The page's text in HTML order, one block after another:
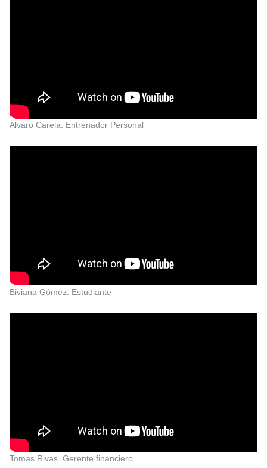
Alvaro Carela. Entrenador Personal
Biviana Gómez. Estudiante
Tomas Rivas. Gerente financiero